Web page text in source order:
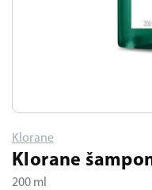
Klorane
Klorane
200 ml